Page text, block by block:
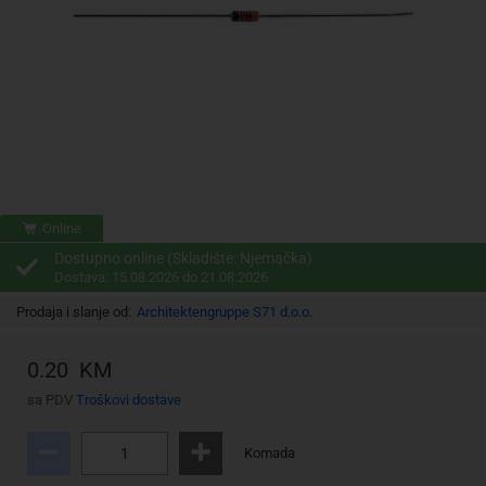
Online
Dostupno online (Skladište: Njemačka)
Dostava: 15.08.2026 do 21.08.2026
Prodaja i slanje od: Architektengruppe S71 d.o.o.
0.20 KM
sa PDV Troškovi dostave
Komada